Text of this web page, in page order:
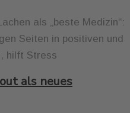
als „beste Medizin“:
Seiten in positiven und
hilft Stress
als neues